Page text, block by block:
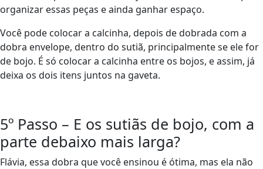
organizar essas peças e ainda ganhar espaço.
Você pode colocar a calcinha, depois de dobrada com a
dobra envelope, dentro do sutiã, principalmente se ele for
de bojo. É só colocar a calcinha entre os bojos, e assim, já
deixa os dois itens juntos na gaveta.
5º Passo – E os sutiãs de bojo, com a
parte debaixo mais larga?
Flávia, essa dobra que você ensinou é ótima, mas ela não